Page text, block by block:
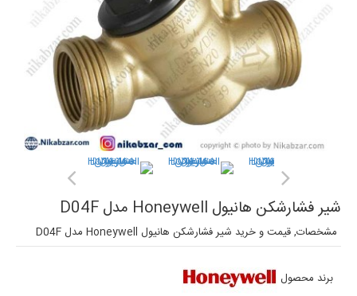
شیر فشارشکن هانیول Honeywell مدل D04F
مشخصات, قیمت و خرید شیر فشارشکن هانیول Honeywell مدل D04F
برند محصول